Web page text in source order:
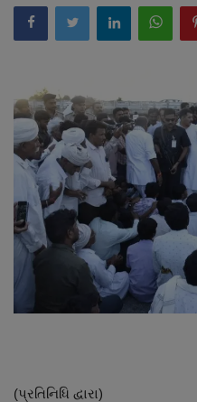
About Author
Dipotsav Special
આંતરરાષ્ટ્રીય
રાષ્ટ્રીય
ગુજરાત
બજારના સમાચાર
(પ્રતિનિધિ દ્વારા)